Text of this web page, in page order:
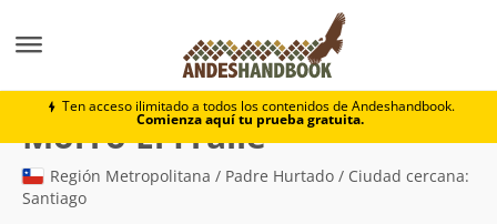
Ten acceso ilimitado a todos los contenidos de Andeshandbook.
Comienza aquí tu prueba gratuita.
Morro El Fraile
Morro El Fraile(1.124m)
Región Metropolitana / Padre Hurtado / Ciudad cercana:
Santiago